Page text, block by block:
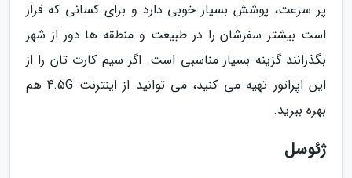
پر سرعت، پوشش بسیار خوبی دارد و برای کسانی که قرار
است بیشتر سفرشان را در طبیعت و منطقه ها دور از شهر
بگذرانند گزینه بسیار مناسبی است. اگر سیم کارت تان را از
این اپراتور تهیه می کنید، می توانید از اینترنت 4.5G هم
بهره ببرید.
ژئوسل